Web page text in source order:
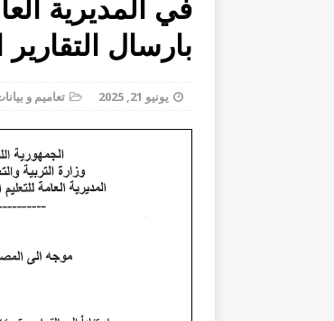
السنوية
المديرية العامة
[ يوليو 8, 2026 ]
للطلاب
في المديرية
بارسال التقارير
يونيو 21, 2025 تعاميم و